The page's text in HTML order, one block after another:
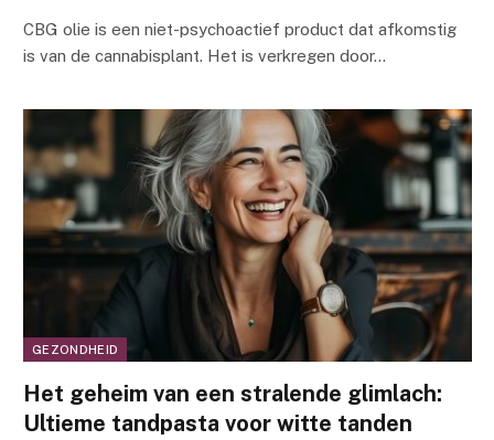
CBG olie is een niet-psychoactief product dat afkomstig
is van de cannabisplant. Het is verkregen door…
GEZONDHEID
Het geheim van een stralende glimlach:
Ultieme tandpasta voor witte tanden